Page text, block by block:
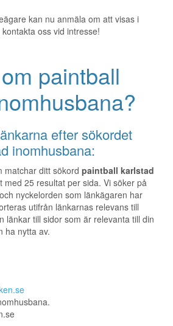
kan nu anmäla om att visas i
oss vid intresse!
paintball
efter sökordet
inomhusbana:
matchar ditt sökord paintball karlstad
med 25 resultat per sida. Vi söker på
nyckelorden som länkägaren har
utifrån länkarnas relevans till
länkar till sidor som är relevanta till din
ha nytta av.